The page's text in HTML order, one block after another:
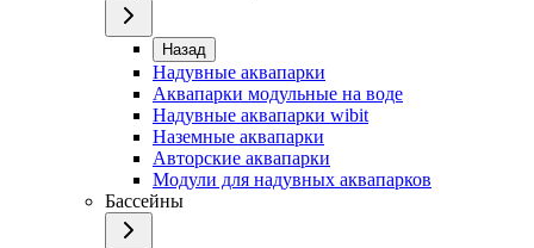
Назад
Надувные аквапарки
Аквапарки модульные на воде
Надувные аквапарки wibit
Наземные аквапарки
Авторские аквапарки
Модули для надувных аквапарков
Бассейны